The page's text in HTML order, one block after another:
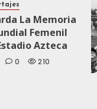
La Memoria
Femenil
Azteca
0 210